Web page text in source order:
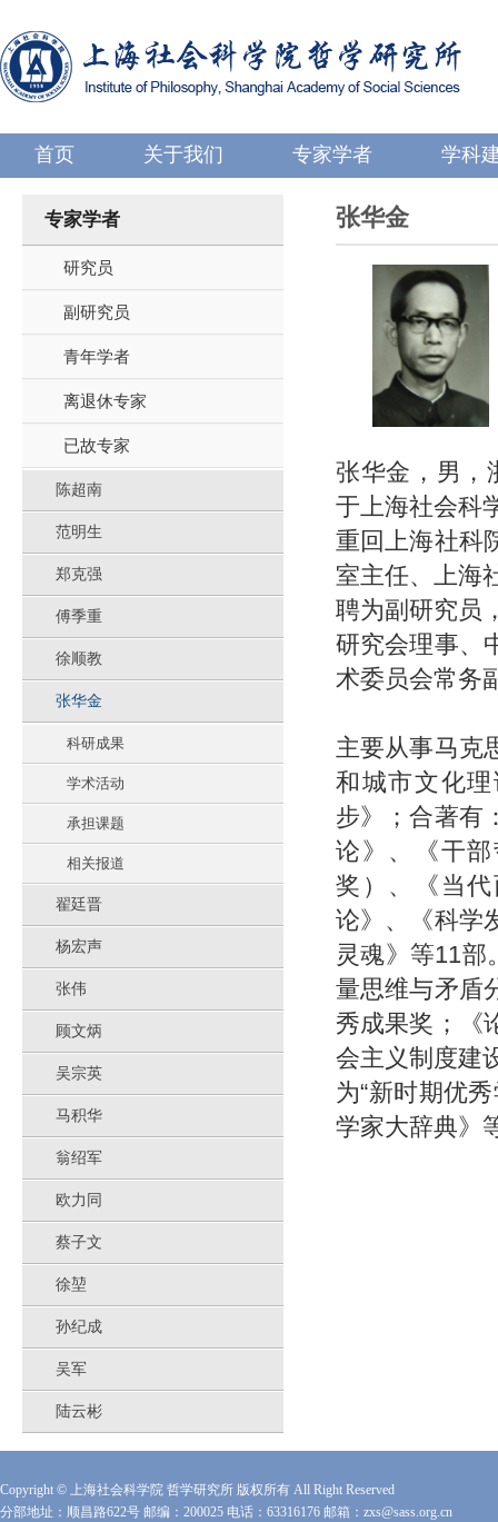
首页 关于我们 专家学者 学科
专家学者
研究员
副研究员
青年学者
离退休专家
已故专家
陈超南
范明生
郑克强
傅季重
徐顺教
张华金
科研成果
学术活动
承担课题
相关报道
翟廷晋
杨宏声
张伟
顾文炳
吴宗英
马积华
翁绍军
欧力同
蔡子文
徐堃
孙纪成
吴军
陆云彬
张华金
张华金，男，
于上海社会科
重回上海社科
室主任、上海
聘为副研究员
研究会理事、
术委员会常务
主要从事马克
和城市文化
步》；合著有
论》、《干
奖）、《当
论》、《科学
灵魂》等11部
量思维与矛盾
秀成果奖；《
会主义制度建
为“新时期优
学家大辞典》
Copyright © 上海社会科学院 哲学研究所 版权所有 All Right Reserved
分部地址：顺昌路622号 邮编：200025 电话：63316176 邮箱：zxs@sass.org.cn